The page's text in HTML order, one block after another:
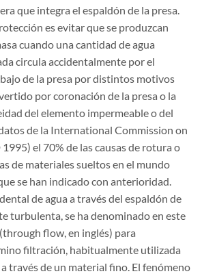
que integra el espaldón de la presa.
es evitar que se produzcan
cuando una cantidad de agua
circula accidentalmente por el
de la presa por distintos motivos
por coronación de la presa o la
del elemento impermeable o del
de la International Commission on
el 70% de las causas de rotura o
de materiales sueltos en el mundo
se han indicado con anterioridad.
de agua a través del espaldón de
turbulenta, se ha denominado en este
flow, en inglés) para
filtración, habitualmente utilizada
través de un material fino. El fenómeno